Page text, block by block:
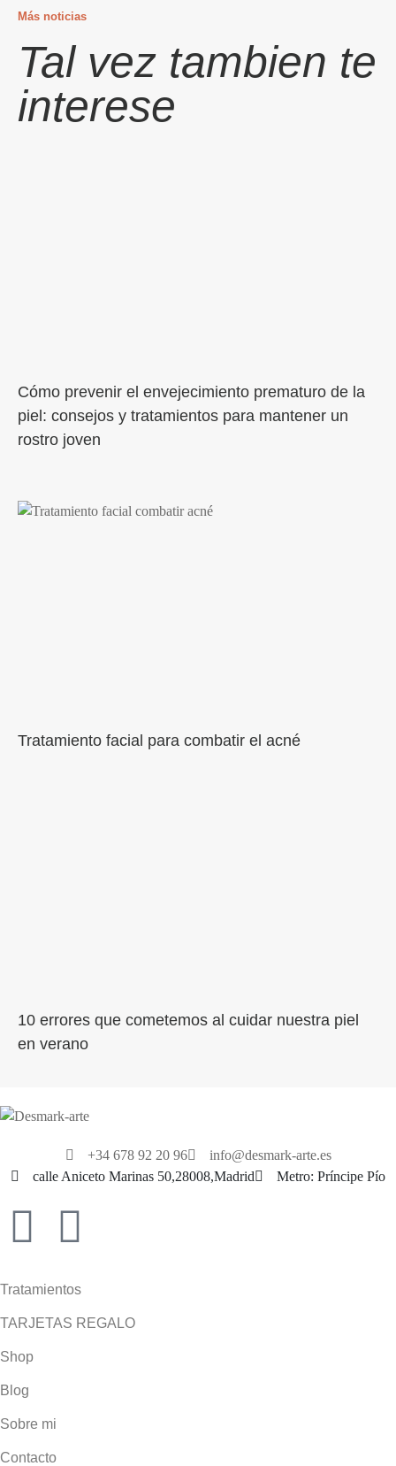
Más noticias
Tal vez tambien te
interese
Cómo prevenir el envejecimiento prematuro de la
piel: consejos y tratamientos para mantener un
rostro joven
Tratamiento facial para combatir el acné
10 errores que cometemos al cuidar nuestra piel
en verano
+34 678 92 20 96
info@desmark-arte.es
calle Aniceto Marinas 50,28008,Madrid
Metro: Príncipe Pío
Tratamientos
TARJETAS REGALO
Shop
Blog
Sobre mi
Contacto